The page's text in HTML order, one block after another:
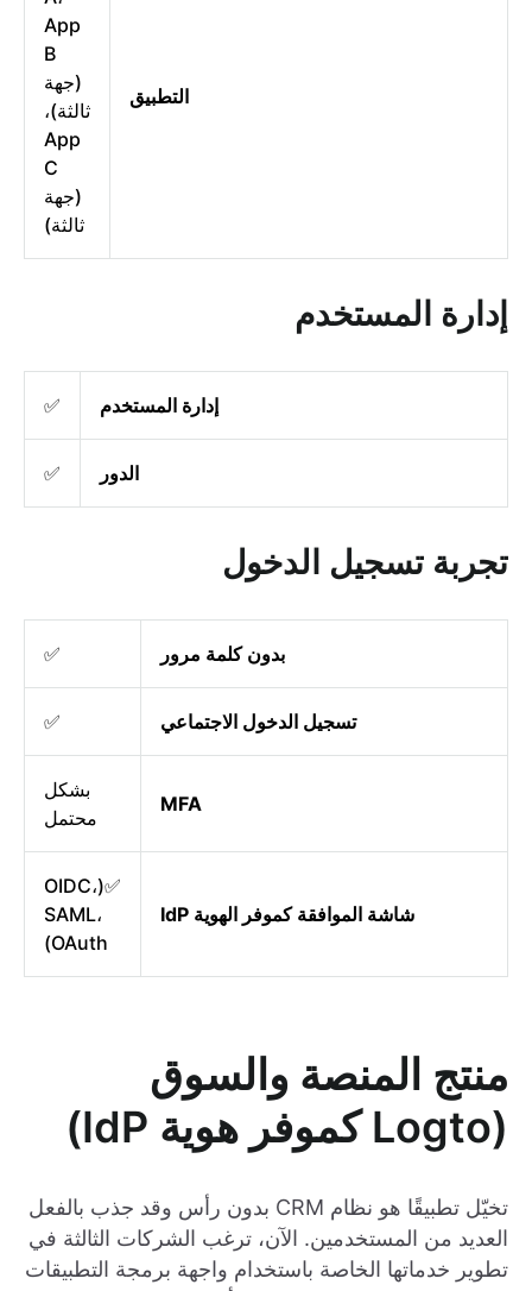
التطبيق
App
B
(جهة
ثالثة)،
App
C
(جهة
ثالثة)
إدارة المستخدم
إدارة المستخدم ✅
الدور ✅
تجربة تسجيل الدخول
بدون كلمة مرور ✅
تسجيل الدخول الاجتماعي ✅
MFA
بشكل
محتمل
شاشة الموافقة كموفر الهوية IdP
✅(OIDC،
SAML،
OAuth)
منتج المنصة والسوق
(Logto كموفر هوية IdP)
تخيّل تطبيقًا هو نظام CRM بدون رأس وقد جذب بالفعل
العديد من المستخدمين. الآن، ترغب الشركات الثالثة في
تطوير خدماتها الخاصة باستخدام واجهة برمجة التطبيقات